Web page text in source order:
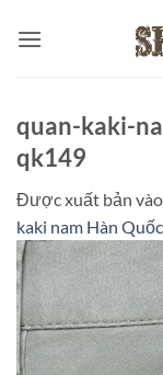
qua
quan-kaki-
qk149
Được xuất bản vào
kaki nam Hàn